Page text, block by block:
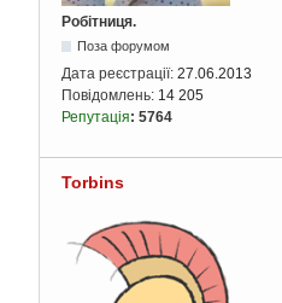
Робітниця.
Поза форумом
Дата реєстрації: 27.06.2013
Повідомлень: 14 205
Репутація: 5764
Torbins